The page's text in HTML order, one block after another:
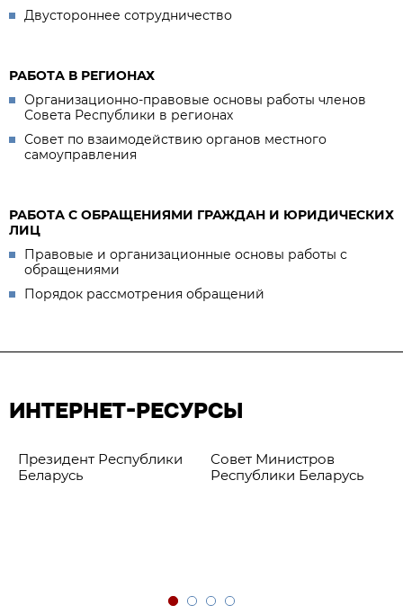
Двустороннее сотрудничество
РАБОТА В РЕГИОНАХ
Организационно-правовые основы работы членов
Совета Республики в регионах
Совет по взаимодействию органов местного
самоуправления
РАБОТА С ОБРАЩЕНИЯМИ ГРАЖДАН И ЮРИДИЧЕСКИХ
ЛИЦ
Правовые и организационные основы работы с
обращениями
Порядок рассмотрения обращений
ИНТЕРНЕТ-РЕСУРСЫ
Президент Республики
Беларусь
Совет Министров
Республики Беларусь